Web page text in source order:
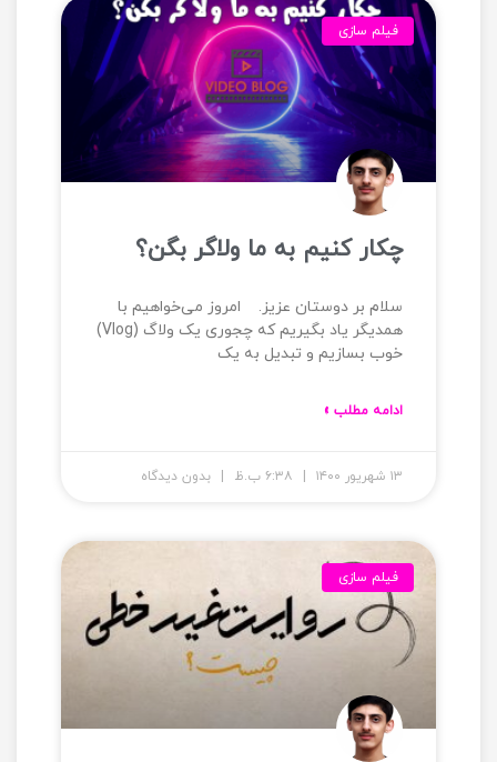
فیلم سازی
چکار کنیم به ما ولاگر بگن؟
سلام بر دوستان عزیز. امروز می‌‌خواهیم با
همدیگر یاد بگیریم که چجوری یک ولاگ (Vlog)
خوب بسازیم و تبدیل به یک
ادامه مطلب »
۱۳ شهریور ۱۴۰۰ بدون دیدگاه
فیلم سازی